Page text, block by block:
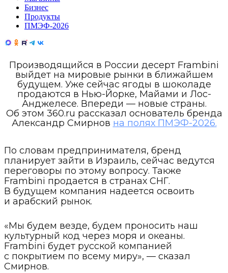
Бизнес
Продукты
ПМЭФ-2026
Производящийся в России десерт Frambini
выйдет на мировые рынки в ближайшем
будущем. Уже сейчас ягоды в шоколаде
продаются в Нью-Йорке, Майами и Лос-
Анджелесе. Впереди — новые страны.
Об этом 360.ru рассказал основатель бренда
Александр Смирнов на полях ПМЭФ-2026.
По словам предпринимателя, бренд
планирует зайти в Израиль, сейчас ведутся
переговоры по этому вопросу. Также
Frambini продается в странах СНГ.
В будущем компания надеется освоить
и арабский рынок.
«Мы будем везде, будем проносить наш
культурный код через моря и океаны.
Frambini будет русской компанией
с покрытием по всему миру», — сказал
Смирнов.